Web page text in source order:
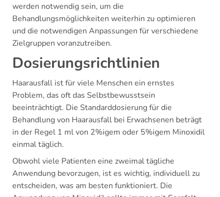
werden notwendig sein, um die
Behandlungsmöglichkeiten weiterhin zu optimieren
und die notwendigen Anpassungen für verschiedene
Zielgruppen voranzutreiben.
Dosierungsrichtlinien
Haarausfall ist für viele Menschen ein ernstes
Problem, das oft das Selbstbewusstsein
beeinträchtigt. Die Standarddosierung für die
Behandlung von Haarausfall bei Erwachsenen beträgt
in der Regel 1 ml von 2%igem oder 5%igem Minoxidil
einmal täglich.
Obwohl viele Patienten eine zweimal tägliche
Anwendung bevorzugen, ist es wichtig, individuell zu
entscheiden, was am besten funktioniert. Die